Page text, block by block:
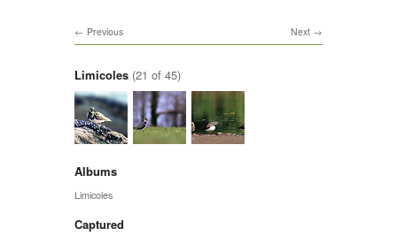
Next
Previous
Limicoles (21 of 45)
Albums
Limicoles
Captured